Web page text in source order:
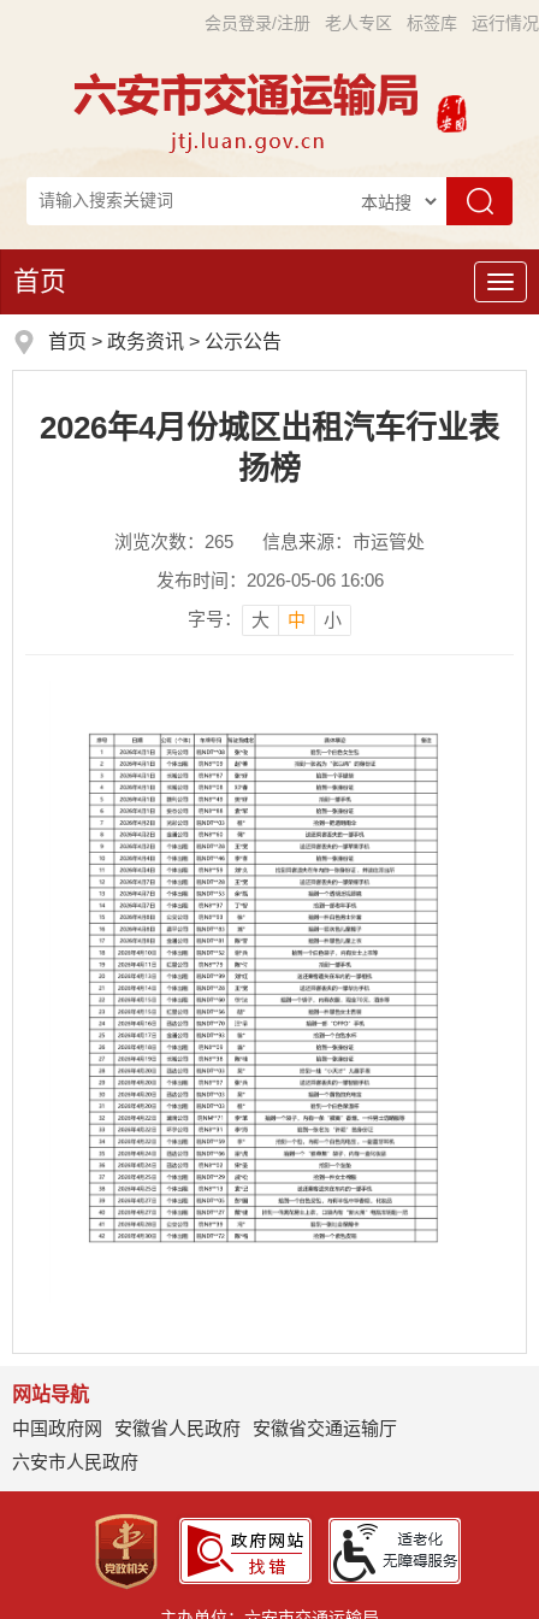
会员登录/注册 老人专区 标签库 运行情况
导
航
首页
首页 > 政务资讯 > 公示公告
2026年4月份城区出租汽车行业表
扬榜
浏览次数： 265
信息来源：市运管处
发布时间：2026-05-06 16:06
字号：
大 中 小
网站导航
中国政府网
安徽省人民政府
安徽省交通运输厅
六安市人民政府